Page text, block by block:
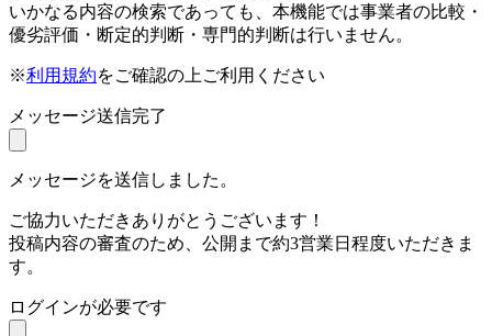
いかなる内容の検索であっても、本機能では事業者の比較・
優劣評価・断定的判断・専門的判断は行いません。
※利用規約をご確認の上ご利用ください
メッセージ送信完了
メッセージを送信しました。
ご協力いただきありがとうございます！
投稿内容の審査のため、公開まで約3営業日程度いただきま
す。
ログインが必要です